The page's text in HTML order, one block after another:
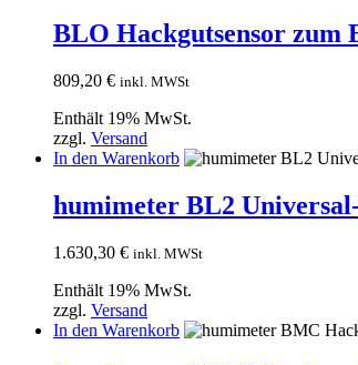
BLO Hackgutsensor zum
809,20 € inkl. MWSt
Enthält 19% MwSt.
zzgl. Versand
In den Warenkorb
humimeter BL2
1.630,30 € inkl. MWSt
Enthält 19% MwSt.
zzgl. Versand
In den Warenkorb